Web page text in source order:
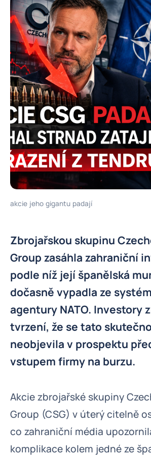
akcie jeho gigantu padají
Zbrojařskou skupinu
Group zasáhla zahraniční
podle níž její španělská
dočasně vypadla ze
agentury NATO. Investory
tvrzení, že se tato
neobjevila v prospektu
vstupem firmy na burzu.
Akcie zbrojařské skupiny
Group (CSG) v úterý citelně
co zahraniční média
komplikace kolem jedné ze